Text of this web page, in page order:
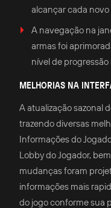
alcançar cada
A navegação na
armas foi
nível de
MELHORIAS NA
A atualização sazonal
trazendo diversas
Informações do
Lobby do Jogador,
mudanças foram
informações mais
do jogo conforme sua